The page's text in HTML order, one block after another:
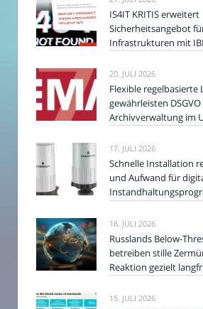
IS4IT KRITIS erweitert
Sicherheitsangebot
Infrastrukturen mit
20. JULI 2026
Flexible regelbasierte
gewährleisten
Archivverwaltung im
17. JULI 2026
Schnelle Installation
und Aufwand für
16. JULI 2026
Russlands Below-
betreiben stille
Reaktion gezielt
15. JULI 2026